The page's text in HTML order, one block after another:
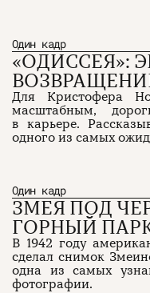
Один кадр
«ОДИССЕЯ»:
Для Кристофера
масштабным,
в карьере.
одного из самых
Один кадр
ЗМЕЯ ПОД
ГОРНЫЙ
В 1942 году
сделал снимок
одна из самых
фотографии.